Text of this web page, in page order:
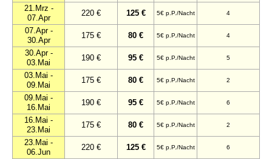
21.Mrz -
07.Apr
220 € 125 € 5€ p.P./Nacht 4
07.Apr -
30.Apr
175 € 80 € 5€ p.P./Nacht 4
30.Apr -
03.Mai
190 € 95 € 5€ p.P./Nacht 5
03.Mai -
09.Mai
175 € 80 € 5€ p.P./Nacht 2
09.Mai -
16.Mai
190 € 95 € 5€ p.P./Nacht 6
16.Mai -
23.Mai
175 € 80 € 5€ p.P./Nacht 2
23.Mai -
06.Jun
220 € 125 € 5€ p.P./Nacht 6